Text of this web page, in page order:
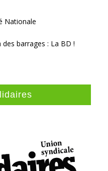
Nationale
barrages : La BD !